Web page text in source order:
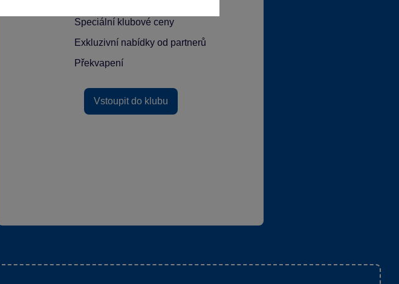
Speciální klubové ceny
Exkluzivní nabídky od partnerů
Překvapení
Vstoupit do klubu